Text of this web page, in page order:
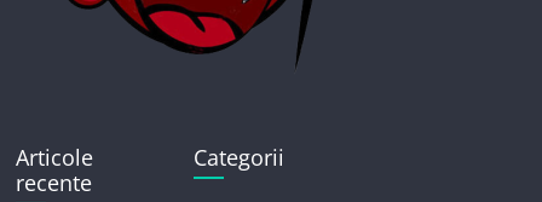
Articole
recente
Categorii